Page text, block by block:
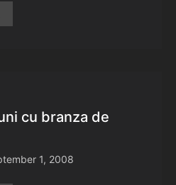
cu branza de
1, 2008